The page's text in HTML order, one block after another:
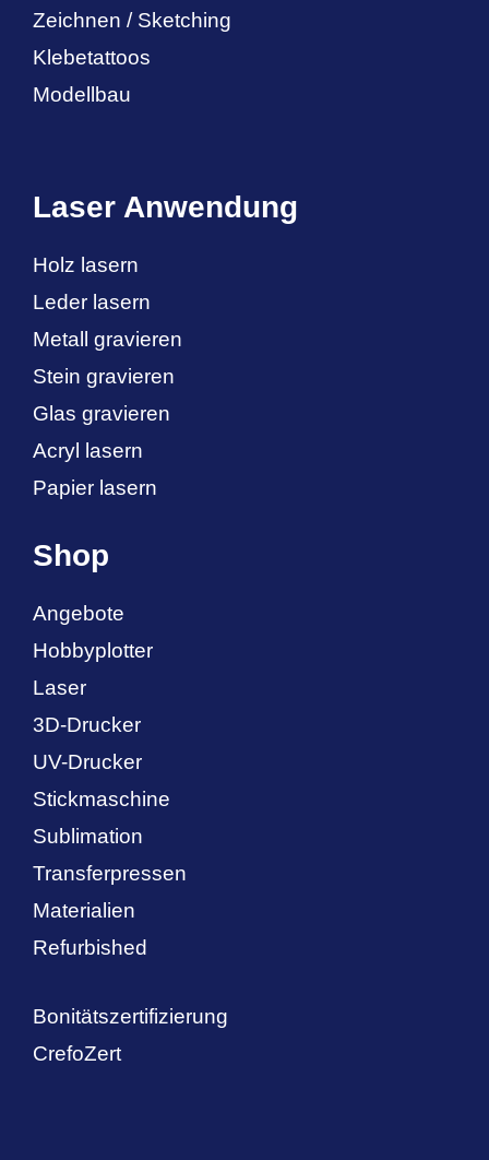
Zeichnen / Sketching
Klebetattoos
Modellbau
Laser Anwendung
Holz lasern
Leder lasern
Metall gravieren
Stein gravieren
Glas gravieren
Acryl lasern
Papier lasern
Shop
Angebote
Hobbyplotter
Laser
3D-Drucker
UV-Drucker
Stickmaschine
Sublimation
Transferpressen
Materialien
Refurbished
Bonitätszertifizierung
CrefoZert